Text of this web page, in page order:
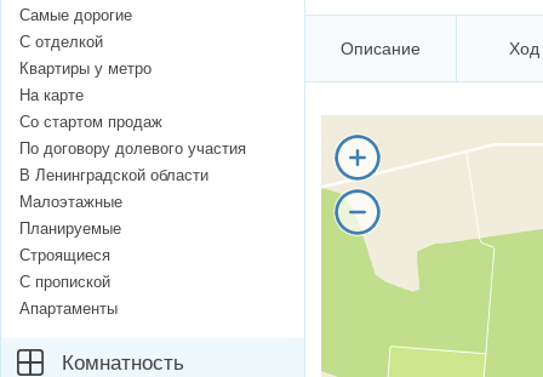
Описание Ход
Самые дорогие
С отделкой
Квартиры у метро
На карте
Со стартом продаж
По договору долевого участия
В Ленинградской области
Малоэтажные
Планируемые
Строящиеся
С пропиской
Апартаменты
Комнатность